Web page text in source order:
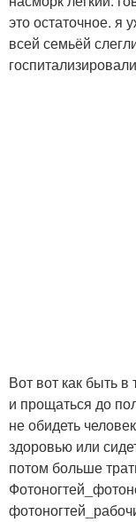
это остаточное. я
всей семьёй
Вот вот как быть
и прощаться до
не обидеть
здоровью или
потом больше